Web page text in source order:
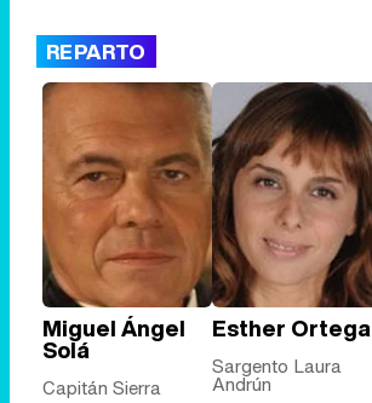
REPARTO
Miguel Ángel
Solá
Capitán Sierra
Esther Ortega
Sargento Laura
Andrún